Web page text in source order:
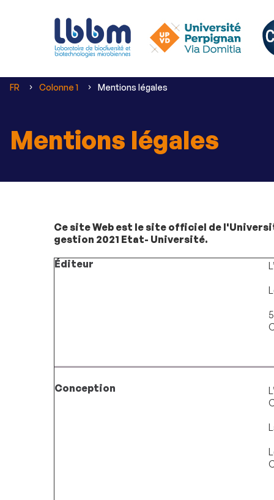
Vous
FR Colonne 1 Mentions légales
Mentions légales
Ce site Web est le site officiel de
gestion 2021 Etat- Université.
Éditeur
Conception